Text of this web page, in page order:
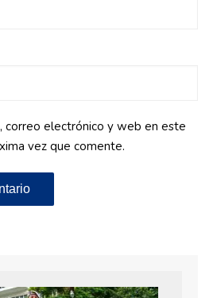
correo electrónico y web en este
vez que comente.